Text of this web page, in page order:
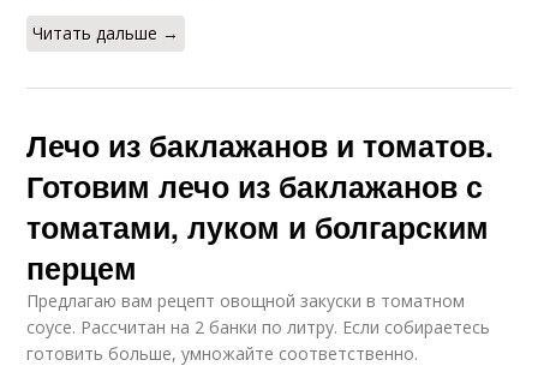
Читать дальше →
Лечо из баклажанов и томатов.
Готовим лечо из баклажанов с
томатами, луком и болгарским
перцем
Предлагаю вам рецепт овощной закуски в томатном
соусе. Рассчитан на 2 банки по литру. Если собираетесь
готовить больше, умножайте соответственно.